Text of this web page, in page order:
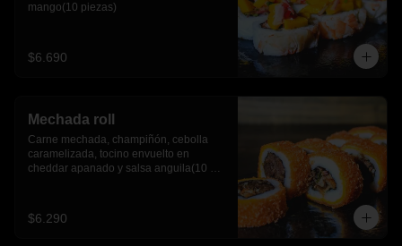
mango(10 piezas)
$6.690
Mechada roll
Carne mechada, champiñón, cebolla
caramelizada, tocino envuelto en
cheddar apanado y salsa anguila(10
$6.290